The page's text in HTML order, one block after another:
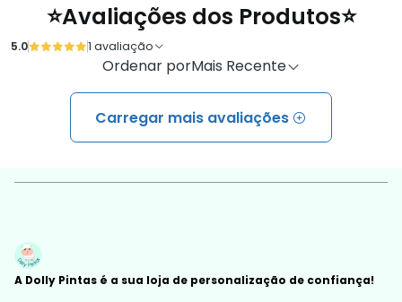
⭐Avaliações dos Produtos⭐
5.0 1 avaliação
Ordenar porMais Recente
Carregar mais avaliações
A Dolly Pintas é a sua loja de personalização de confiança!